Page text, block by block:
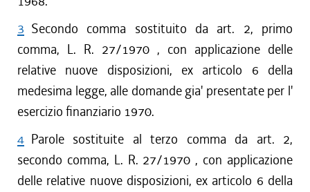
3 Secondo comma sostituito da art. 2, primo
comma, L. R. 27/1970 , con applicazione delle
relative nuove disposizioni, ex articolo 6 della
medesima legge, alle domande gia' presentate per l'
esercizio finanziario 1970.
4 Parole sostituite al terzo comma da art. 2,
secondo comma, L. R. 27/1970 , con applicazione
delle relative nuove disposizioni, ex articolo 6 della